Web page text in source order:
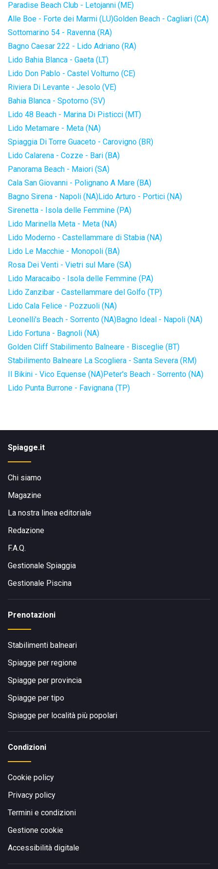
Paradise Beach Club - Letojanni (ME)
Alle Boe - Forte dei Marmi (LU)Golden Beach - Cagliari (CA)
Sottomarino 54 - Ravenna (RA)
Bagno Caesar 222 - Lido Adriano (RA)
Lido Bahia Blanca - Gaeta (LT)
Lido Don Pablo - Castel Volturno (CE)
Riviera Di Levante - Jesolo (VE)
Bahia Blanca - Spotorno (SV)
Lido 48 Beach - Marina Di Pisticci (MT)
Lido Metamare - Meta (NA)
Spiaggia Di Torre Guaceto - Carovigno (BR)
Lido Calarena - Cozze - Bari (BA)
Panorama Beach - Maiori (SA)
Cala San Giovanni - Polignano A Mare (BA)
Bagno Sirena - Napoli (NA)Lido Arturo - Portici (NA)
Sirenetta - Isola delle Femmine (PA)
Lido Marinella Meta - Meta (NA)
Lido Moderno - Castellammare di Stabia (NA)
Lido Le Macchie - Monopoli (BA)
Rosa Dei Venti - Vietri sul Mare (SA)
Lido Maracaibo - Isola delle Femmine (PA)
Lido Zanzibar - Castellammare del Golfo (TP)
Lido Cala Felice - Pozzuoli (NA)
Leonelli's Beach - Sorrento (NA)Bagno Ideal - Napoli (NA)
Lido Fortuna - Bagnoli (NA)
Golden Cliff Stabilimento Balneare - Bisceglie (BT)
Stabilimento Balneare La Scogliera - Santa Severa (RM)
Il Bikini - Vico Equense (NA)Peter's Beach - Sorrento (NA)
Lido Punta Burrone - Favignana (TP)
Spiagge.it
Chi siamo
Magazine
La nostra linea editoriale
Redazione
F.A.Q.
Gestionale Spiaggia
Gestionale Piscina
Prenotazioni
Stabilimenti balneari
Spiagge per regione
Spiagge per provincia
Spiagge per tipo
Spiagge per località più popolari
Condizioni
Cookie policy
Privacy policy
Termini e condizioni
Gestione cookie
Accessibilità digitale